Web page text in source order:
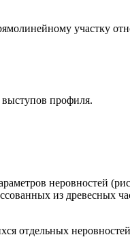
участку
профиля.
неровностей
из древесных
отдельных